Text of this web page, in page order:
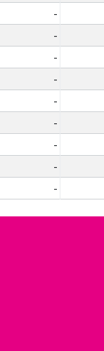
-
-
-
-
-
-
-
-
-